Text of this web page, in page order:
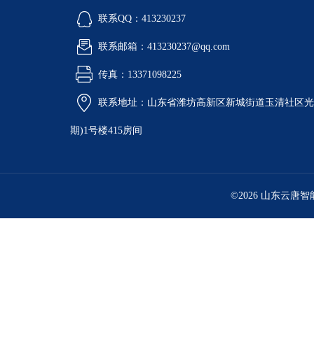
联系QQ：413230237
联系邮箱：413230237@qq.com
传真：13371098225
联系地址：山东省潍坊高新区新城街道玉清社区
期)1号楼415房间
©2026 山东云唐